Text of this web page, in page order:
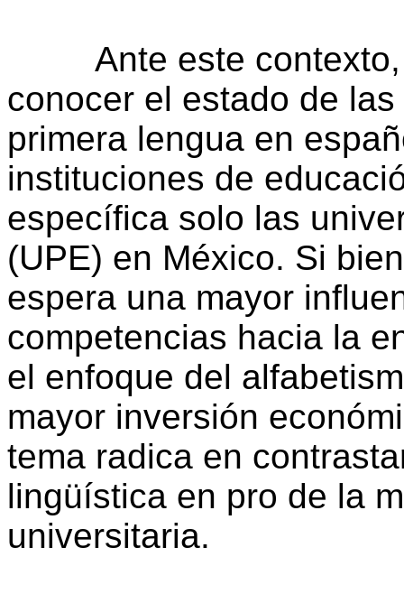
Ante este contexto,
conocer el estado de
primera lengua en
instituciones de
específica solo las
(UPE) en México. Si
espera una mayor
competencias hacia la
el enfoque del
mayor inversión
tema radica en
lingüística en pro de la
universitaria.